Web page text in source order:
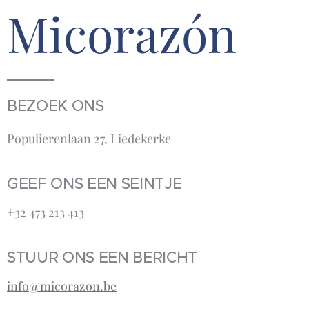
Micorazón
BEZOEK ONS
Populierenlaan 27, Liedekerke
GEEF ONS EEN SEINTJE
+32 473 213 413‬
STUUR ONS EEN BERICHT
info@micorazon.be